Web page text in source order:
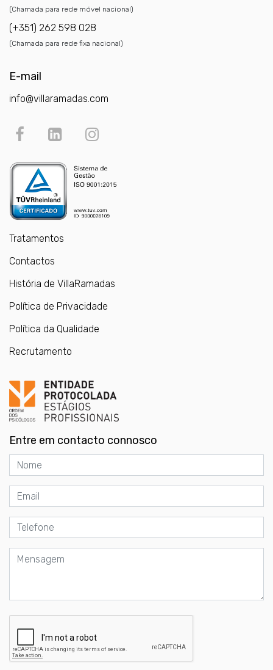
(Chamada para rede móvel nacional)
(+351) 262 598 028
(Chamada para rede fixa nacional)
E-mail
info@villaramadas.com
Tratamentos
Contactos
História de VillaRamadas
Política de Privacidade
Política da Qualidade
Recrutamento
Entre em contacto connosco